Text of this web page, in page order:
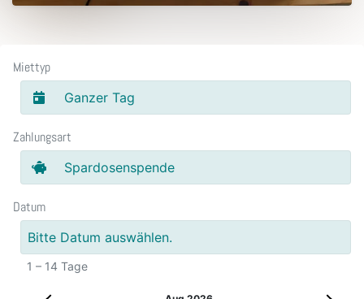
Miettyp
Ganzer Tag
Zahlungsart
Spardosenspende
Datum
Bitte Datum auswählen.
1 – 14 Tage